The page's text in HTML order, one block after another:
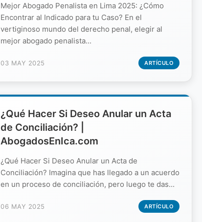
Mejor Abogado Penalista en Lima 2025: ¿Cómo
Encontrar al Indicado para tu Caso? En el
vertiginoso mundo del derecho penal, elegir al
mejor abogado penalista...
03 MAY 2025 ARTÍCULO
¿Qué Hacer Si Deseo Anular un Acta
de Conciliación? |
AbogadosEnIca.com
¿Qué Hacer Si Deseo Anular un Acta de
Conciliación? Imagina que has llegado a un acuerdo
en un proceso de conciliación, pero luego te das...
06 MAY 2025 ARTÍCULO